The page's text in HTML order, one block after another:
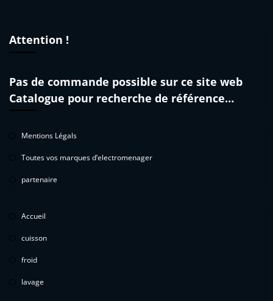
Attention !
Pas de commande possible sur ce site web
Catalogue pour recherche de référence…
Mentions Légals
Toutes vos marques d’electromenager
partenaire
Accueil
cuisson
froid
lavage